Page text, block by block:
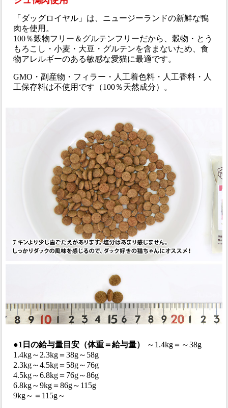
「ダッグロイヤル」は、ニュージーランドの新鮮な鴨
肉を使用。
100％穀物フリー＆グルテンフリーだから、穀物・とう
もろこし・小麦・大豆・グルテンを含まないため、食
物アレルギーのある敏感な愛猫に最適です。
GMO・副産物・フィラー・人工着色料・人工香料・人
工保存料は不使用です（100％天然成分）。
●1日の給与量目安（体重＝給与量）
～1.4kg＝～38g
1.4kg～2.3kg＝38g～58g
2.3kg～4.5kg＝58g～76g
4.5kg～6.8kg＝76g～86g
6.8kg～9kg＝86g～115g
9kg～＝115g～